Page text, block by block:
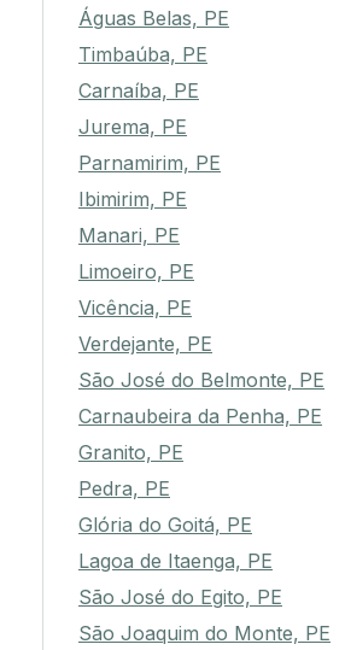
Águas Belas, PE
Timbaúba, PE
Carnaíba, PE
Jurema, PE
Parnamirim, PE
Ibimirim, PE
Manari, PE
Limoeiro, PE
Vicência, PE
Verdejante, PE
São José do Belmonte, PE
Carnaubeira da Penha, PE
Granito, PE
Pedra, PE
Glória do Goitá, PE
Lagoa de Itaenga, PE
São José do Egito, PE
São Joaquim do Monte, PE